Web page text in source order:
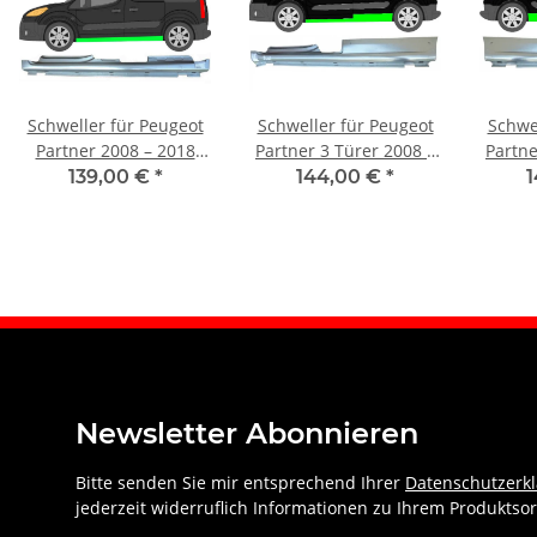
Schweller für Peugeot
Partner 2008 – 2018
links
139,00 € *
Schweller für Peugeot
Partner 3 Türer 2008 –
2018 links
144,00 € *
Newsletter Abonnieren
Bitte senden Sie mir entsprechend Ihrer
jederzeit widerruflich Informationen zu Ihrem